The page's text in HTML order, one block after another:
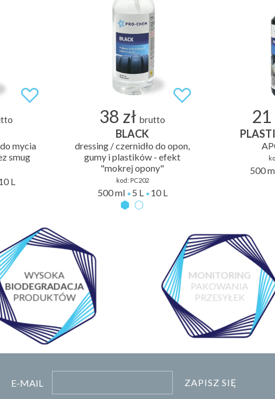
mycia
smug
L
38 zł brutto
BLACK
dressing / czernidło do opon,
gumy i plastików - efekt
"mokrej opony"
kod: PC202
500 ml 5 L 10 L
21
500
WYSOKA
BIODEGRADACJA
PRODUKTÓW
MONITORING
PAKOWANIA
PRZESYŁEK
E-MAIL ZAPISZ SIĘ